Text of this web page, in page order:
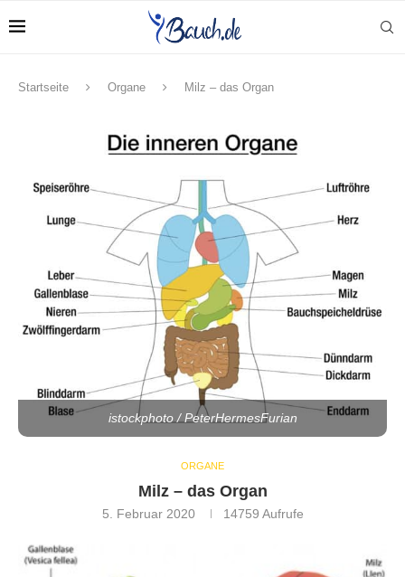
Startseite Organe Milz – das Organ
istockphoto / PeterHermesFurian
ORGANE
Milz – das Organ
5. Februar 2020 14759 Aufrufe